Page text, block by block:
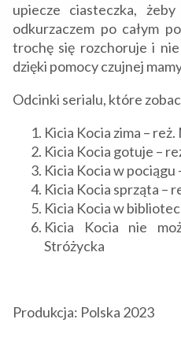
upiecze ciasteczka,
odkurzaczem po całym
trochę się rozchoruje i nie
dzięki pomocy czujnej
Odcinki serialu, które
Kicia Kocia zima –
Kicia Kocia gotuje –
Kicia Kocia w
Kicia Kocia sprząta –
Kicia Kocia w
Kicia Kocia nie
Stróżycka
Produkcja: Polska 2023